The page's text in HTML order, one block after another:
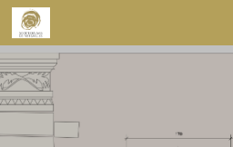
Skip to content